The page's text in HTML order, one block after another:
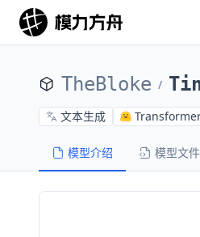
TheBloke /
文本生成
模型介绍 模型文件